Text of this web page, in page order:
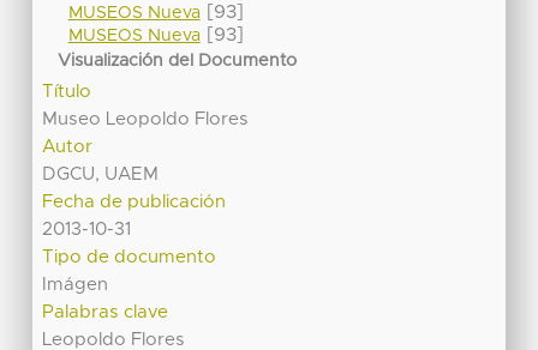
MUSEOS Nueva[93]
MUSEOS Nueva[93]
Visualización del Documento
Título
Museo Leopoldo Flores
Autor
DGCU, UAEM
Fecha de publicación
2013-10-31
Tipo de documento
Imágen
Palabras clave
Leopoldo Flores